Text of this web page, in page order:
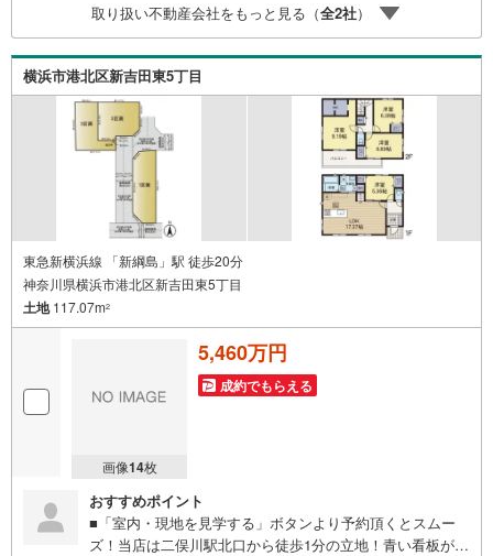
時にはお車の無料提携駐車場ございます。詳しくは営業ス
タッフまでお問合せくださいませ！■周辺の教育施設やスー
パー、ドラックストア等の情報、災害情報等がわかる「物
件レポート」お渡します■他の物件と併せてご案内もOK-ご
自宅や指定場所から無料送迎もOK-当日見学もOKです！
取り扱い不動産会社をもっと見る（全2社）
横浜市港北区新吉田東5丁目
東急新横浜線 「新綱島」駅 徒歩20分
神奈川県横浜市港北区新吉田東5丁目
土地117.07m2
画像14枚
5,460万円
成約でもらえる
おすすめポイント
■「室内・現地を見学する」ボタンより予約頂くとスムー
ズ！当店は二俣川駅北口から徒歩1分の立地！青い看板が目